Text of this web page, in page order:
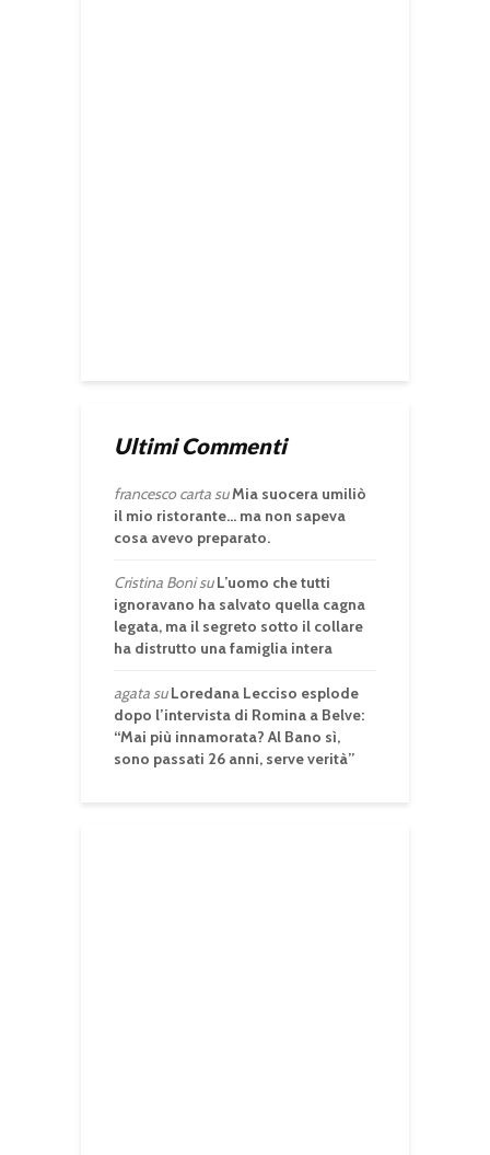
Ultimi Commenti
francesco cartasuMia suocera umiliò
il mio ristorante… ma non sapeva
cosa avevo preparato.
Cristina BonisuL’uomo che tutti
ignoravano ha salvato quella cagna
legata, ma il segreto sotto il collare
ha distrutto una famiglia intera
agatasuLoredana Lecciso esplode
dopo l’intervista di Romina a Belve:
“Mai più innamorata? Al Bano sì,
sono passati 26 anni, serve verità”